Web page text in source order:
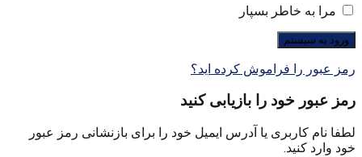
مرا به خاطر بسپار
رمز عبور را فراموش کرده اید؟
رمز عبور خود را بازیابی کنید
لطفا نام کاربری یا آدرس ایمیل خود را برای بازنشانی رمز عبور
خود وارد کنید.